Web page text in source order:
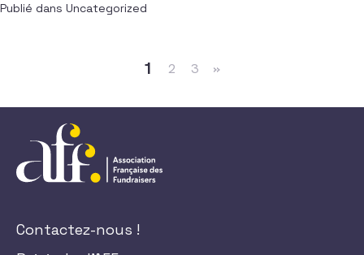
Publié dans Uncategorized
1 2 3 »
Contactez-nous !